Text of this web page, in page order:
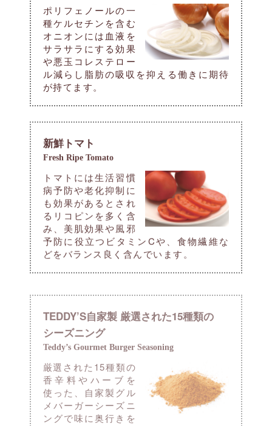
ポリフェノールの一
種ケルセチンを含む
オニオンには血液を
サラサラにする効果
や悪玉コレステロー
ル減らし脂肪の吸収を抑える働きに期待
が持てます。
新鮮トマト
Fresh Ripe Tomato
トマトには生活習慣
病予防や老化抑制に
も効果があるとされ
るリコピンを多く含
み、美肌効果や風邪
予防に役立つビタミンCや、食物繊維な
どをバランス良く含んでいます。
シーズニング
Teddy’s Gourmet Burger Seasoning
厳選された15種類の
香辛料やハーブを
使った、自家製グル
メバーガーシーズニ
ングで味に奥行きを
あたえております。